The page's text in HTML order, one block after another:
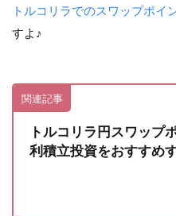
トルコリラでのスワップポイ
すよ♪
関連記事
トルコリラ円スワップ
利積立投資をおすすめ